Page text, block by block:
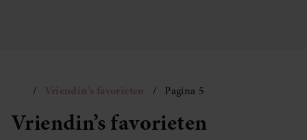
Vriendin's favorieten Pagina 5
Vriendin’s favorieten